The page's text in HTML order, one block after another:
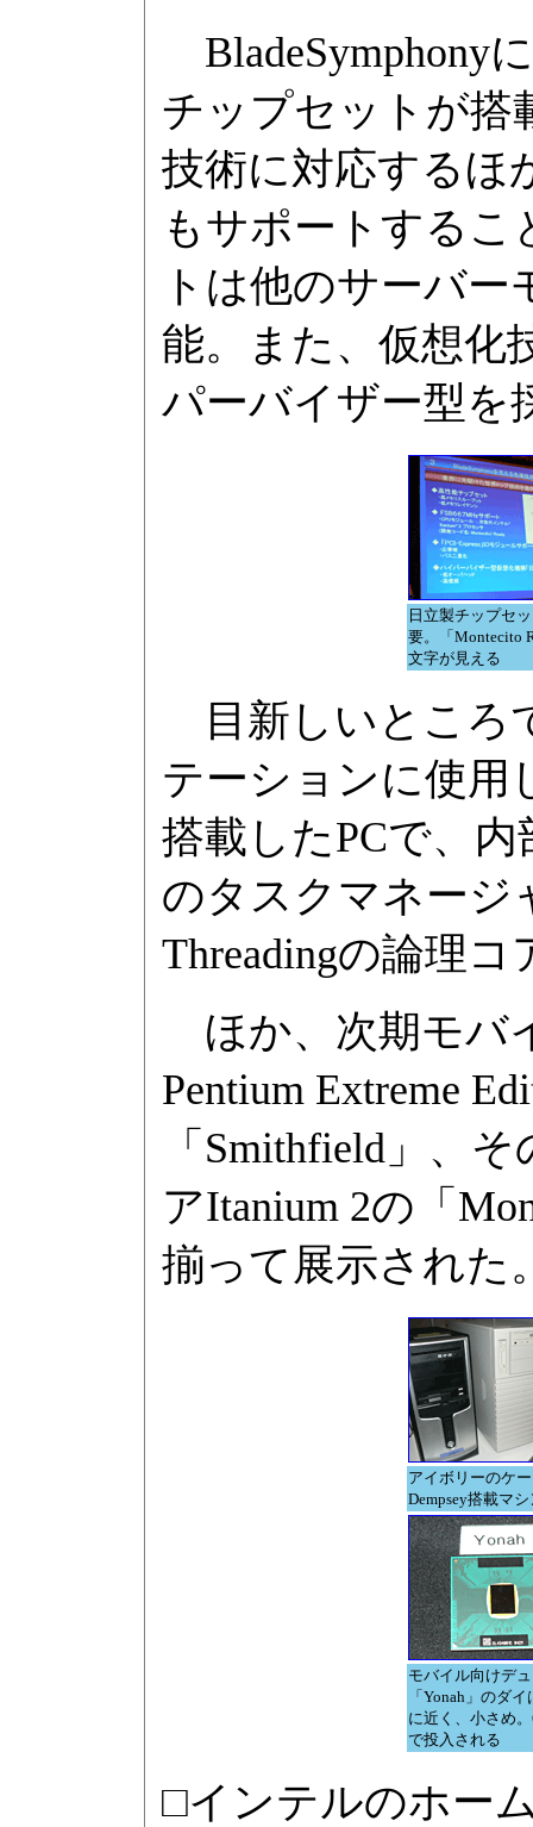
BladeSymphony
チップセットが搭
技術に対応するほ
もサポートする
トは他のサーバ
能。また、仮想化
パーバイザー型を
日立製チップセ
要。「Montecito
文字が見える
目新しいところ
テーションに使用
搭載したPCで、
のタスクマネージ
Threadingの論理
ほか、次期モバ
Pentium Extreme
「Smithfield」、
アItanium 2の「
揃って展示された
アイボリーのケ
Dempsey搭載マシ
モバイル向けデ
「Yonah」のダ
に近く、小さめ
で投入される
□インテルのホー